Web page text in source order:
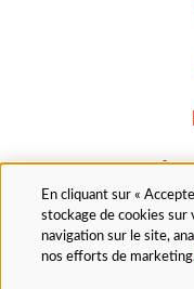
À
En cliquant sur «
stockage de cookies sur
navigation sur le site,
nos efforts de